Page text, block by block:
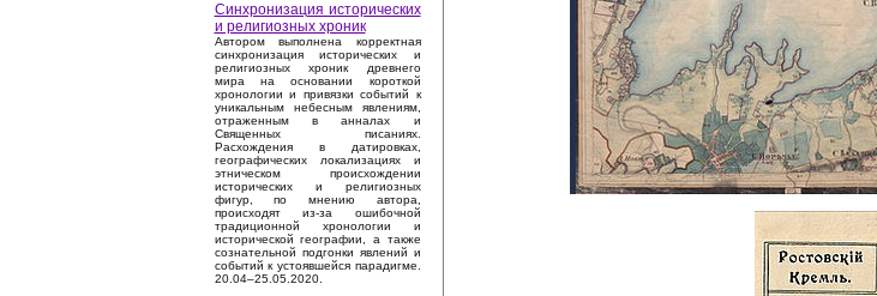
Синхронизация исторических
и религиозных хроник
Автором выполнена корректная
синхронизация исторических и
религиозных хроник древнего
мира на основании короткой
хронологии и привязки событий к
уникальным небесным явлениям,
отраженным в анналах и
Священных писаниях.
Расхождения в датировках,
географических локализациях и
этническом происхождении
исторических и религиозных
фигур, по мнению автора,
происходят из-за ошибочной
традиционной хронологии и
исторической географии, а также
сознательной подгонки явлений и
событий к устоявшейся парадигме.
20.04–25.05.2020.